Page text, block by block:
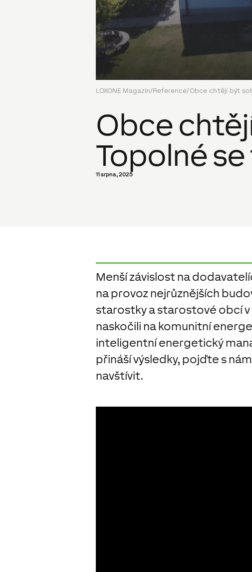
LOXONE Magazín/Reference/Obce chtějí být
Obce
Topolné
11 srpna, 2025
Menší závislost na
na provoz nejrůznějších
starostky a starostové obcí v
naskočili na komunitní
inteligentní energetický
přináší výsledky, pojďte s
navštívit.